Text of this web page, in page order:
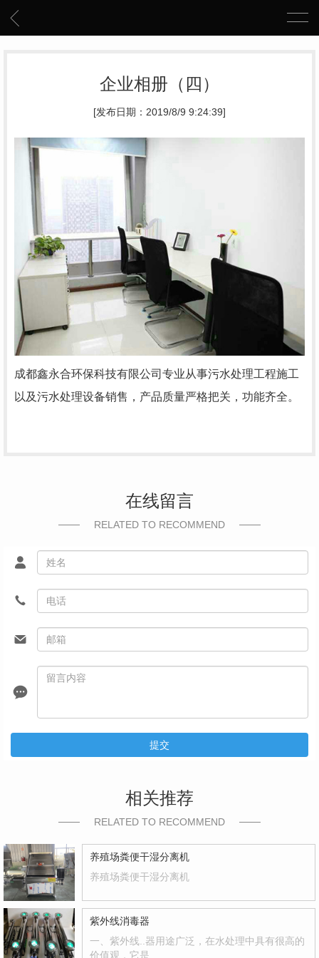
企业相册（四）
[发布日期：2019/8/9 9:24:39]
成都鑫永合环保科技有限公司专业从事污水处理工程施工
以及污水处理设备销售，产品质量严格把关，功能齐全。
在线留言
RELATED TO RECOMMEND
提交
相关推荐
RELATED TO RECOMMEND
养殖场粪便干湿分离机
养殖场粪便干湿分离机
紫外线消毒器
一、紫外线..器用途广泛，在水处理中具有很高的
价值观，它是…